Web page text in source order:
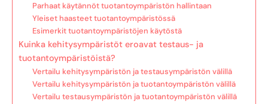
Parhaat käytännöt tuotantoympäristön hallintaan
Yleiset haasteet tuotantoympäristössä
Esimerkit tuotantoympäristöjen käytöstä
Kuinka kehitysympäristöt eroavat testaus- ja
tuotantoympäristöistä?
Vertailu kehitysympäristön ja testausympäristön välillä
Vertailu kehitysympäristön ja tuotantoympäristön välillä
Vertailu testausympäristön ja tuotantoympäristön välillä